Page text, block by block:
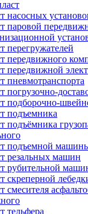
насосных
паровой
перегружателей
передвижного
передвижной
пневмотранспорта
погрузочно-
подборочно-
подъемника
подъемной
резальных машин
рубительной
скреперной
тельфера